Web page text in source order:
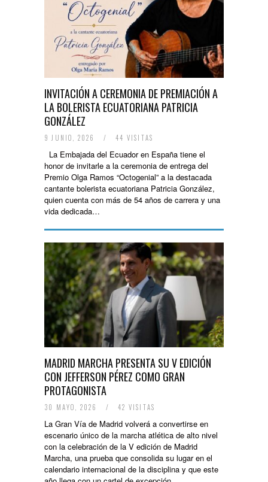
INVITACIÓN A CEREMONIA DE PREMIACIÓN A
LA BOLERISTA ECUATORIANA PATRICIA
GONZÁLEZ
9 JUNIO, 2026 / 44 VISITAS
La Embajada del Ecuador en España tiene el
honor de invitarle a la ceremonia de entrega del
Premio Olga Ramos “Octogenial” a la destacada
cantante bolerista ecuatoriana Patricia González,
quien cuenta con más de 54 años de carrera y una
vida dedicada…
MADRID MARCHA PRESENTA SU V EDICIÓN
CON JEFFERSON PÉREZ COMO GRAN
PROTAGONISTA
30 MAYO, 2026 / 42 VISITAS
La Gran Vía de Madrid volverá a convertirse en
escenario único de la marcha atlética de alto nivel
con la celebración de la V edición de Madrid
Marcha, una prueba que consolida su lugar en el
calendario internacional de la disciplina y que este